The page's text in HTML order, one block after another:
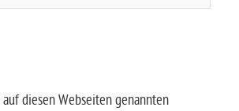
auf diesen Webseiten genannten